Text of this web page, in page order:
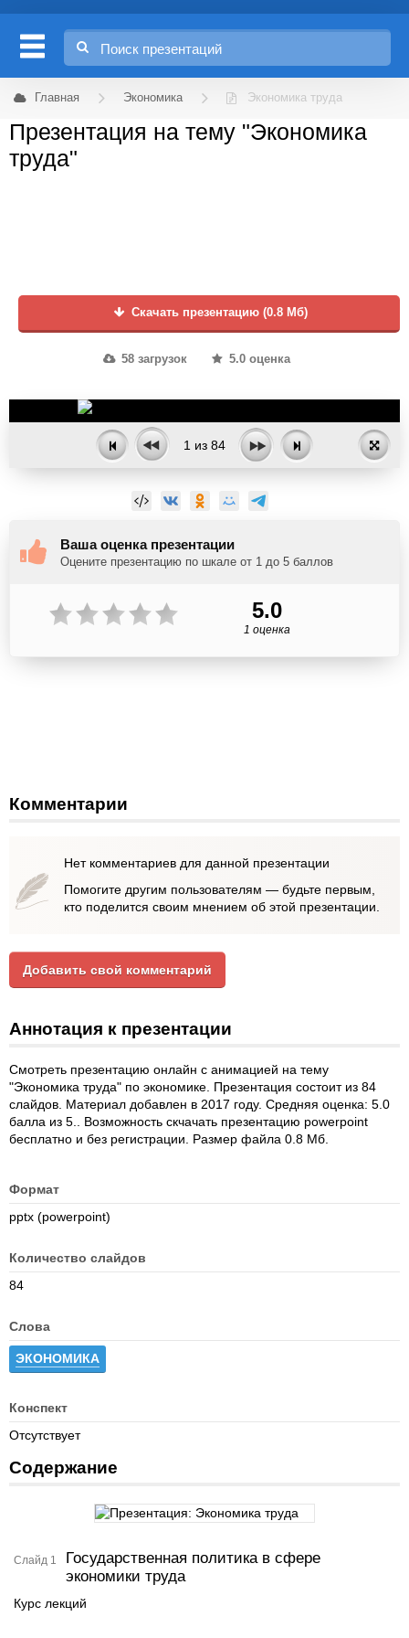
Главная Экономика Экономика труда
Презентация на тему "Экономика
труда"
Скачать презентацию (0.8 Мб)
58 загрузок 5.0 оценка
1 из 84
Ваша оценка презентации
Оцените презентацию по шкале от 1 до 5 баллов
5.0
1 оценка
Комментарии
Нет комментариев для данной презентации
Помогите другим пользователям — будьте первым,
кто поделится своим мнением об этой презентации.
Добавить свой комментарий
Аннотация к презентации
Смотреть презентацию онлайн с анимацией на тему
"Экономика труда" по экономике. Презентация состоит из 84
слайдов. Материал добавлен в 2017 году. Средняя оценка: 5.0
балла из 5.. Возможность скчачать презентацию powerpoint
бесплатно и без регистрации. Размер файла 0.8 Мб.
Формат
pptx (powerpoint)
Количество слайдов
84
Слова
ЭКОНОМИКА
Конспект
Отсутствует
Содержание
Слайд 1
Государственная политика в сфере
экономики труда
Курс лекций